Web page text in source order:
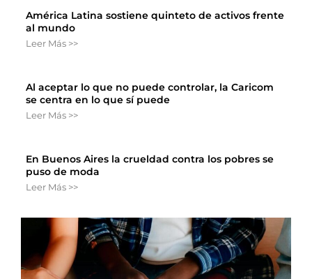
América Latina sostiene quinteto de activos frente
al mundo
Leer Más >>
Al aceptar lo que no puede controlar, la Caricom
se centra en lo que sí puede
Leer Más >>
En Buenos Aires la crueldad contra los pobres se
puso de moda
Leer Más >>